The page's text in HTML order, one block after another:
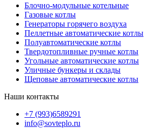
Блочно-модульные котельные
Газовые котлы
Генераторы горячего воздуха
Пеллетные автоматические котлы
Полуавтоматические котлы
Твердотопливные ручные котлы
Угольные автоматические котлы
Уличные бункеры и склады
Щеповые автоматические котлы
Наши контакты
+7 (993)6589291
info@sovteplo.ru